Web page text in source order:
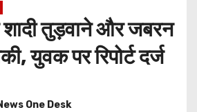
तुड़वाने और जबरन
युवक पर रिपोर्ट दर्ज
One Desk